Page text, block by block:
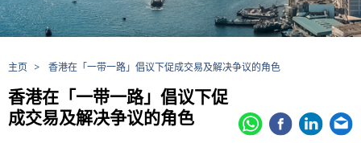
主页 > 香港在「一带一路」倡议下促成交易及解决争议的角色
香港在「一带一路」倡议下促
成交易及解决争议的角色